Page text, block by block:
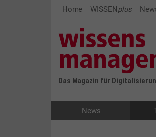
Home WISSENplus
Das Magazin für
News